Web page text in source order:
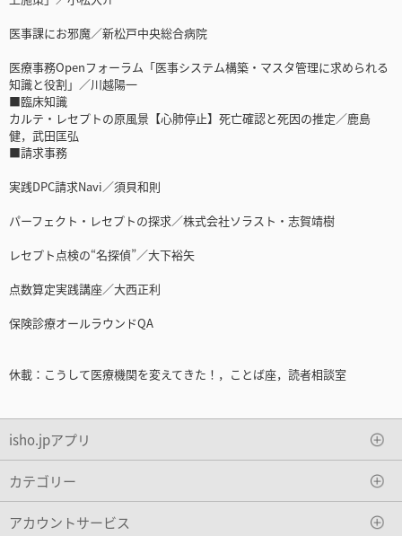
医事課にお邪魔／新松戸中央総合病院
医療事務Openフォーラム「医事システム構築・マスタ管理に求められる
知識と役割」／川越陽一
■臨床知識
カルテ・レセプトの原風景【心肺停止】死亡確認と死因の推定／鹿島
健，武田匡弘
■請求事務
実践DPC請求Navi／須貝和則
パーフェクト・レセプトの探求／株式会社ソラスト・志賀靖樹
レセプト点検の“名探偵”／大下裕矢
点数算定実践講座／大西正利
保険診療オールラウンドQA
休載：こうして医療機関を変えてきた！，ことば座，読者相談室
isho.jpアプリ
カテゴリー
アカウントサービス